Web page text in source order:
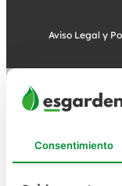
Aviso Legal y
Consentimiento